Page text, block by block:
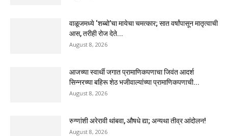
वाळूजमध्ये ‘शब्बो’चा मायेचा चमत्कार; सात वर्षांपासून मातृत्वाची
आस, तरीही रोज देते...
August 8, 2026
आजच्या स्वार्थी जगात प्रामाणिकपणाचा जिवंत आदर्श
सिन्नरच्या बहिरू शेठ भजीवाल्यांच्या प्रामाणिकपणाची...
August 8, 2026
रुग्णांशी अरेरावी थांबवा, औषधे द्या; अन्यथा तीव्र आंदोलन!
August 8, 2026